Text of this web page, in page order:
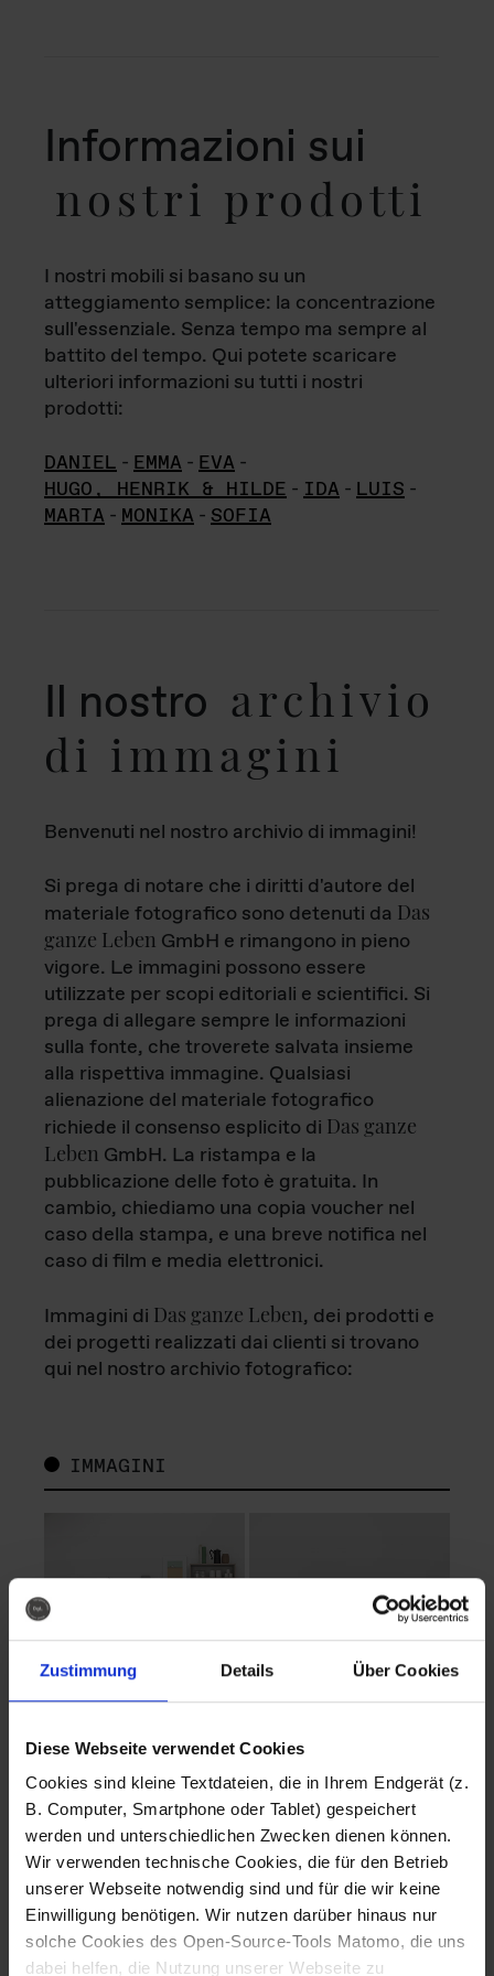
Zustimmung Details Über Cookies
Diese Webseite verwendet Cookies
Cookies sind kleine Textdateien, die in Ihrem Endgerät (z.
B. Computer, Smartphone oder Tablet) gespeichert
werden und unterschiedlichen Zwecken dienen können.
Wir verwenden technische Cookies, die für den Betrieb
unserer Webseite notwendig sind und für die wir keine
Einwilligung benötigen. Wir nutzen darüber hinaus nur
solche Cookies des Open-Source-Tools Matomo, die uns
dabei helfen, die Nutzung unserer Webseite zu
Informazioni sui
nostri prodotti
I nostri mobili si basano su un
atteggiamento semplice: la concentrazione
sull'essenziale. Senza tempo ma sempre al
battito del tempo. Qui potete scaricare
ulteriori informazioni su tutti i nostri
prodotti:
DANIEL - EMMA - EVA -
HUGO, HENRIK & HILDE - IDA - LUIS -
MARTA - MONIKA - SOFIA
Il nostro archivio
di immagini
Benvenuti nel nostro archivio di immagini!
Si prega di notare che i diritti d'autore del
materiale fotografico sono detenuti da Das
ganze Leben GmbH e rimangono in pieno
vigore. Le immagini possono essere
utilizzate per scopi editoriali e scientifici. Si
prega di allegare sempre le informazioni
sulla fonte, che troverete salvata insieme
alla rispettiva immagine. Qualsiasi
alienazione del materiale fotografico
richiede il consenso esplicito di Das ganze
Leben GmbH. La ristampa e la
pubblicazione delle foto è gratuita. In
cambio, chiediamo una copia voucher nel
caso della stampa, e una breve notifica nel
caso di film e media elettronici.
Immagini di Das ganze Leben, dei prodotti e
dei progetti realizzati dai clienti si trovano
qui nel nostro archivio fotografico:
IMMAGINI
Fotografo: Lorenz
Sternbach
Download
Fotografo: Lorenz
Sternbach
Download